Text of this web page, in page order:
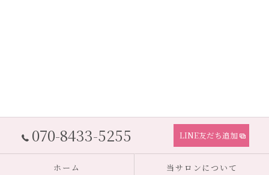
070-8433-5255 LINE友だち追加
ホーム 当サロンについて